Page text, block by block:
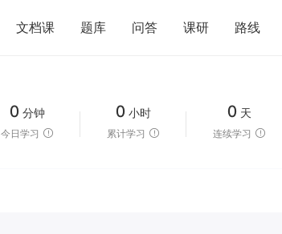
文档课 题库 问答 课研 路线
0 分钟
今日学习
0 小时
累计学习
0 天
连续学习